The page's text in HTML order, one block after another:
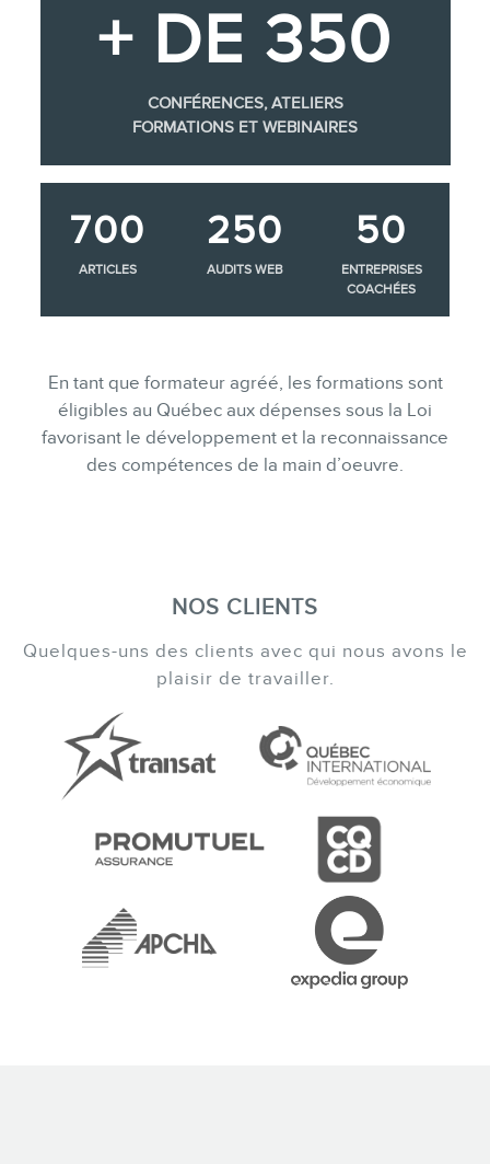
+ DE 350
CONFÉRENCES, ATELIERS
FORMATIONS ET WEBINAIRES
700
ARTICLES
250
AUDITS WEB
50
ENTREPRISES
COACHÉES
En tant que formateur agréé, les formations sont
éligibles au Québec aux dépenses sous la Loi
favorisant le développement et la reconnaissance
des compétences de la main d’oeuvre.
NOS CLIENTS
Quelques-uns des clients avec qui nous avons le
plaisir de travailler.